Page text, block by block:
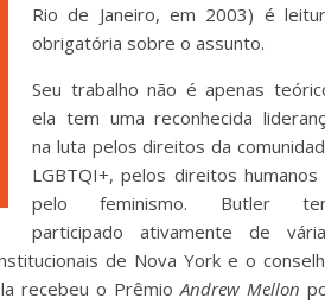
Rio de Janeiro, em 2003) é
obrigatória sobre o assunto.
Seu trabalho não é apenas
ela tem uma reconhecida
na luta pelos direitos da
LGBTQI+, pelos direitos humanos
pelo feminismo. Butler
participado ativamente de
de Nova York e o
recebeu o PrêmioAndrew Mellon